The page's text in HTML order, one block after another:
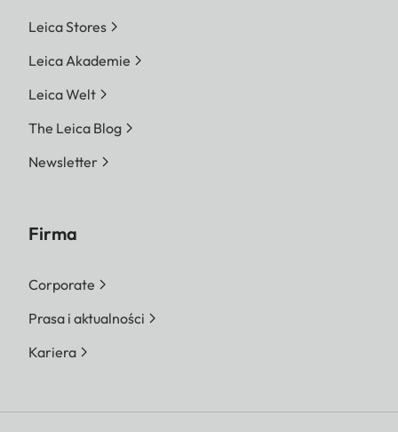
Leica Stores
Leica Akademie
Leica Welt
The Leica Blog
Newsletter
Firma
Corporate
Prasa i aktualności
Kariera